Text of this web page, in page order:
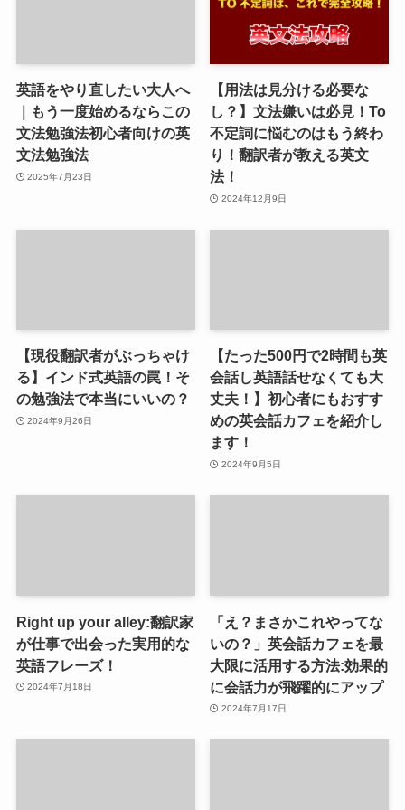
英語をやり直したい大人へ
｜もう一度始めるならこの
文法勉強法初心者向けの英
文法勉強法
2025年7月23日
【用法は見分ける必要な
し？】文法嫌いは必見！To
不定詞に悩むのはもう終わ
り！翻訳者が教える英文
法！
2024年12月9日
【現役翻訳者がぶっちゃけ
る】インド式英語の罠！そ
の勉強法で本当にいいの？
2024年9月26日
【たった500円で2時間も英
会話し英語話せなくても大
丈夫！】初心者にもおすす
めの英会話カフェを紹介し
ます！
2024年9月5日
Right up your alley:翻訳家
が仕事で出会った実用的な
英語フレーズ！
2024年7月18日
「え？まさかこれやってな
いの？」英会話カフェを最
大限に活用する方法:効果的
に会話力が飛躍的にアップ
2024年7月17日